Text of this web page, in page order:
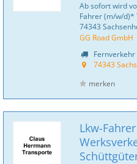
Ab sofort wird
Fahrer (m/w/d)*
74343
GG Road GmbH
Fernverkehr
74343
merken
Lkw-